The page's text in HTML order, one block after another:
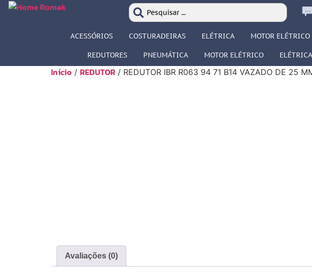
ACESSÓRIOS COSTURADEIRAS ELÉTRICA MOTOR ELÉTRICO
REDUTORES PNEUMÁTICA MOTOR ELÉTRICO ELÉTRICA
Início / REDUTOR / REDUTOR IBR R063 94 71 B14 VAZADO DE 25
Avaliações (0)